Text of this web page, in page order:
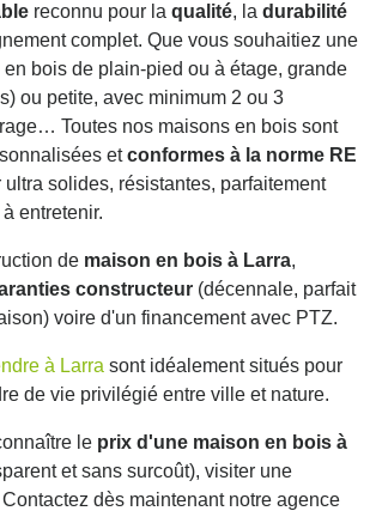
reconnu pour la qualité, la durabilité
complet. Que vous souhaitiez une
bois de plain-pied ou à étage, grande
ou petite, avec minimum 2 ou 3
Toutes nos maisons en bois sont
etconformes à la norme RE
ultra solides, résistantes, parfaitement
entretenir.
de maison en bois à Larra,
constructeur (décennale, parfait
voire d'un financement avec PTZ.
à Larra sont idéalement situés pour
de vie privilégié entre ville et nature.
le prix d'une maison en bois à
et sans surcoût), visiter une
dès maintenant notre agence